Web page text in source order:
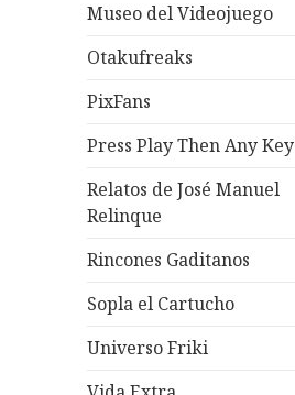
Museo del Videojuego
Otakufreaks
PixFans
Press Play Then Any Key
Relatos de José Manuel
Relinque
Rincones Gaditanos
Sopla el Cartucho
Universo Friki